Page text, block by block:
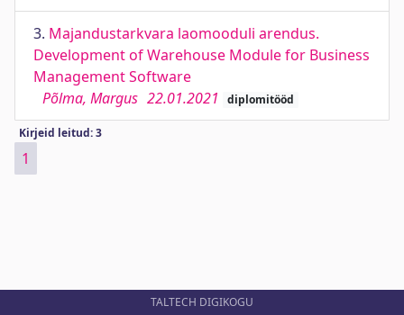
3. Majandustarkvara laomooduli arendus.
Development of Warehouse Module for Business
Management Software
Põlma, Margus 22.01.2021 diplomitööd
Kirjeid leitud: 3
1
TALTECH DIGIKOGU